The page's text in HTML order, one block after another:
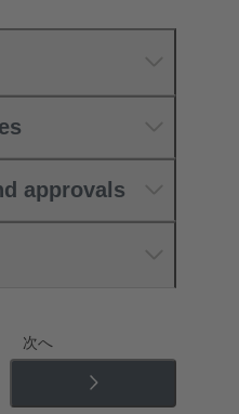
approvals
次へ